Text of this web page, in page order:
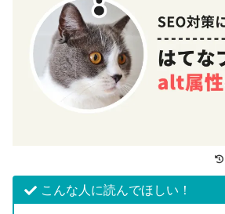
こんな人に読んでほしい！